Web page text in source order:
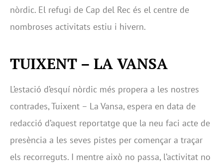
nòrdic. El refugi de Cap del Rec és el centre de
nombroses activitats estiu i hivern.
TUIXENT – LA VANSA
L’estació d’esquí nòrdic més propera a les nostres
contrades, Tuixent – La Vansa, espera en data de
redacció d’aquest reportatge que la neu faci acte de
presència a les seves pistes per començar a traçar
els recorreguts. I mentre això no passa, l’activitat no